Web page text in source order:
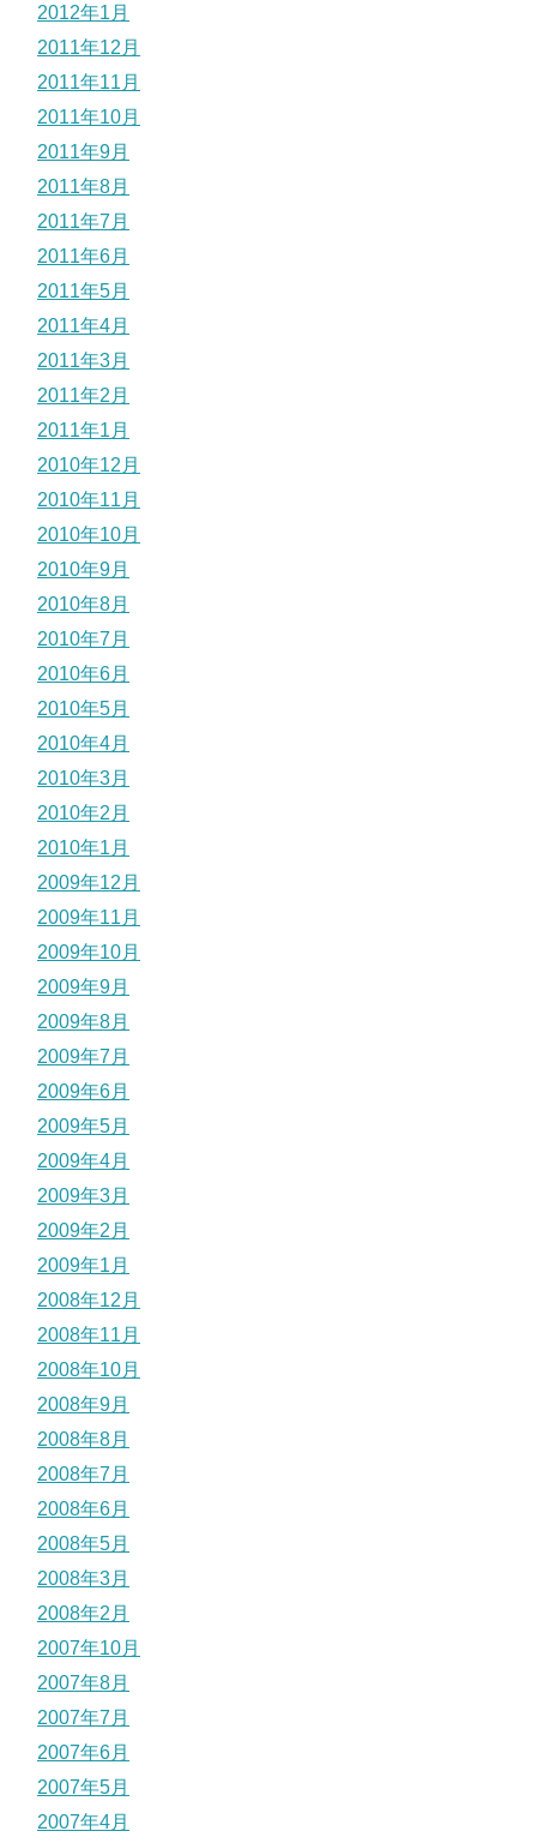
2012年1月
2011年12月
2011年11月
2011年10月
2011年9月
2011年8月
2011年7月
2011年6月
2011年5月
2011年4月
2011年3月
2011年2月
2011年1月
2010年12月
2010年11月
2010年10月
2010年9月
2010年8月
2010年7月
2010年6月
2010年5月
2010年4月
2010年3月
2010年2月
2010年1月
2009年12月
2009年11月
2009年10月
2009年9月
2009年8月
2009年7月
2009年6月
2009年5月
2009年4月
2009年3月
2009年2月
2009年1月
2008年12月
2008年11月
2008年10月
2008年9月
2008年8月
2008年7月
2008年6月
2008年5月
2008年3月
2008年2月
2007年10月
2007年8月
2007年7月
2007年6月
2007年5月
2007年4月